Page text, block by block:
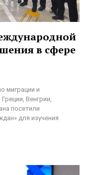
в сфере
миграции и
Венгрии,
посетили
для изучения